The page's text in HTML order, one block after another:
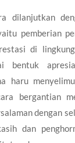
dilanjutkan
pemberian
di
bentuk
haru
bergantian
dengan
dan